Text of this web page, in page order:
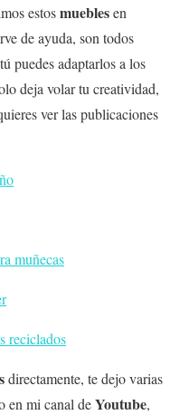
estosmueblesen
de ayuda, son todos
puedes adaptarlos a los
deja volar tu creatividad,
ver las publicaciones
muñecas
reciclados
directamente, te dejo varias
en mi canal deYoutube,